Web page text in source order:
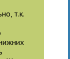
т.к.